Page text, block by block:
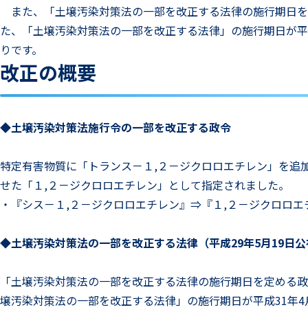
また、「土壌汚染対策法の一部を改正する法律の施行期日
た、「土壌汚染対策法の一部を改正する法律」の施行期日が
りです。
改正の概要
◆土壌汚染対策法施行令の一部を改正する政令
特定有害物質に「トランス－１,２－ジクロロエチレン」を
せた「１,２－ジクロロエチレン」として指定されました。
・『シス－１,２－ジクロロエチレン』⇒『１,２－ジクロロエ
◆土壌汚染対策法の一部を改正する法律（平成29年5月19日
「土壌汚染対策法の一部を改正する法律の施行期日を定め
壌汚染対策法の一部を改正する法律」の施行期日が平成31年